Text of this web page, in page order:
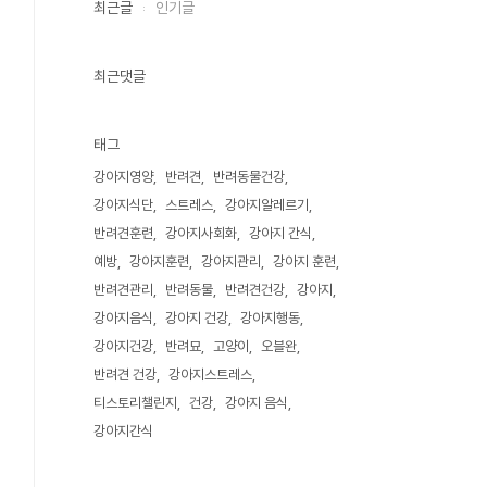
최근글 인기글
최근댓글
태그
강아지영양 반려견
반려동물건강
강아지식단
스트레스
강아지알레르기
반려견훈련
강아지사회화
강아지 간식
예방
강아지훈련 강아지관리
강아지 훈련
반려견관리
반려동물 반려견건강
강아지
강아지음식
강아지 건강
강아지행동
강아지건강
반려묘 고양이
오블완
반려견 건강
강아지스트레스
티스토리챌린지
건강
강아지 음식
강아지간식